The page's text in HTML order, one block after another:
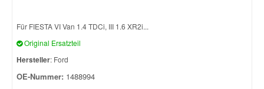
Für FIESTA VI Van 1.4 TDCi, III 1.6 XR2i...
Original Ersatzteil
Hersteller: Ford
OE-Nummer: 1488994